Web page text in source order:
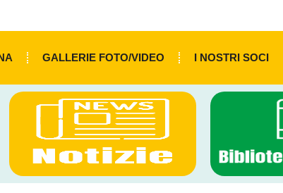
GALLERIE FOTO/VIDEO I NOSTRI SOCI